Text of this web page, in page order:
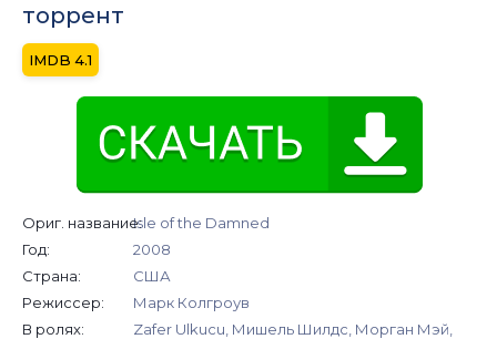
торрент
4.1
Ориг. название:Isle of the Damned
Год:
2008
Страна:
США
Режиссер:
Марк Колгроув
В ролях:
Zafer Ulkucu, Мишель Шилдс, Морган Мэй,